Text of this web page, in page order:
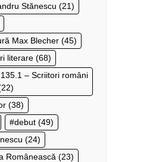
Stănescu (21)
Max Blecher (45)
literare (68)
– Scriitori români
(38)
debut (49)
(24)
Românească (23)